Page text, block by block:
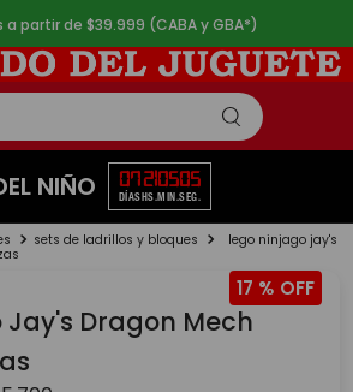
a partir de $39.999 (CABA y GBA*)
NIÑO 07
DÍAS
21
HS.
05
MIN.
05
SEG.
sets de ladrillos y bloques lego ninjago jay's
17 %
Jay's Dragon Mech